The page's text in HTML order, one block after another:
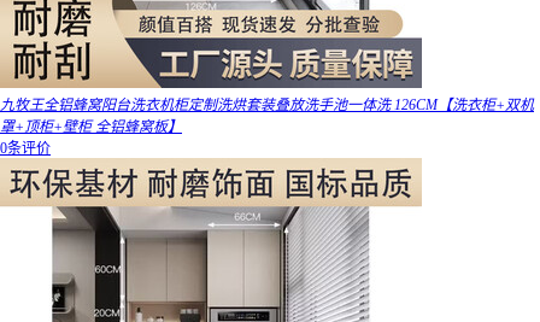
九牧王全铝蜂窝阳台洗衣机柜定制洗烘套装叠放洗手池一体洗 126CM【洗衣柜+双机
罩+顶柜+壁柜 全铝蜂窝板】
0条评价